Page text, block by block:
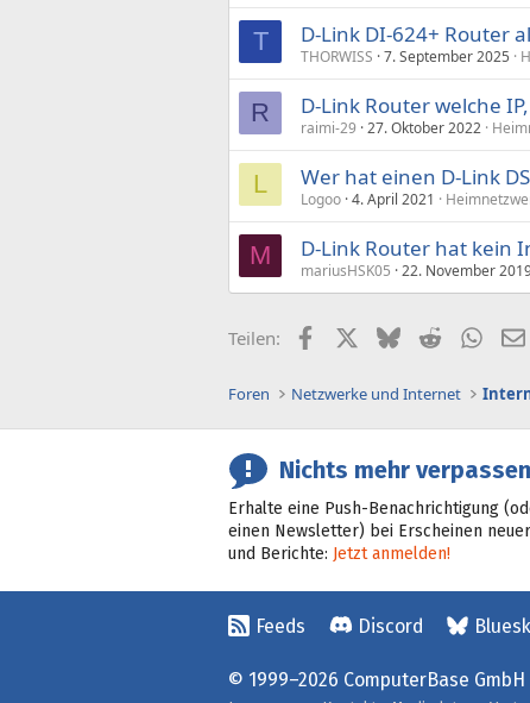
T D-Link DI-624+ Router
THORWISS 7. September 2025
R D-Link Router welche IP,
raimi-29 27. Oktober 2022
L Wer hat einen D-Link
Logoo 4. April 2021
M D-Link Router hat kein
mariusHSK05 22. November
Teilen: FacebookX (Twitter)
BlueskyReddit
Foren Netzwerke und Internet
Nichts mehr
Erhalte eine Push-Benachrichtigung
einen Newsletter) bei Erscheinen
und Berichte: Jetzt anmelden!
Feeds Discord
© 1999–2026 ComputerBase GmbH